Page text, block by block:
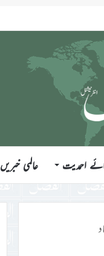
2026ء
احمدیت عالمی خبریں